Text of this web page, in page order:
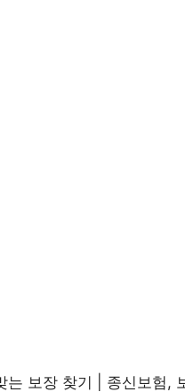
는 보장 찾기 | 종신보험,